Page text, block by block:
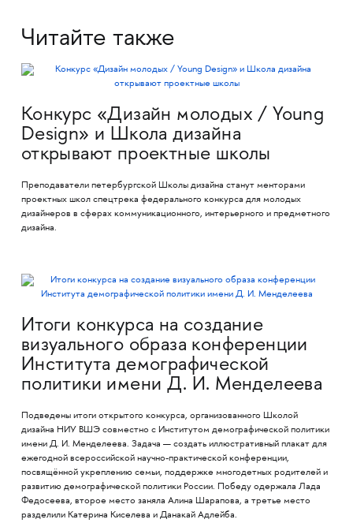
Читайте также
Конкурс «Дизайн молодых / Young
Design» и Школа дизайна
открывают проектные школы
Преподаватели петербургской Школы дизайна станут менторами
проектных школ спецтрека федерального конкурса для молодых
дизайнеров в сферах коммуникационного, интерьерного и предметного
дизайна.
Итоги конкурса на создание
визуального образа конференции
Института демографической
политики имени Д. И. Менделеева
Подведены итоги открытого конкурса, организованного Школой
дизайна НИУ ВШЭ совместно с Институтом демографической политики
имени Д. И. Менделеева. Задача — создать иллюстративный плакат для
ежегодной всероссийской научно-практической конференции,
посвящённой укреплению семьи, поддержке многодетных родителей и
развитию демографической политики России. Победу одержала Лада
Федосеева, второе место заняла Алина Шарапова, а третье место
разделили Катерина Киселева и Данакай Адлейба.